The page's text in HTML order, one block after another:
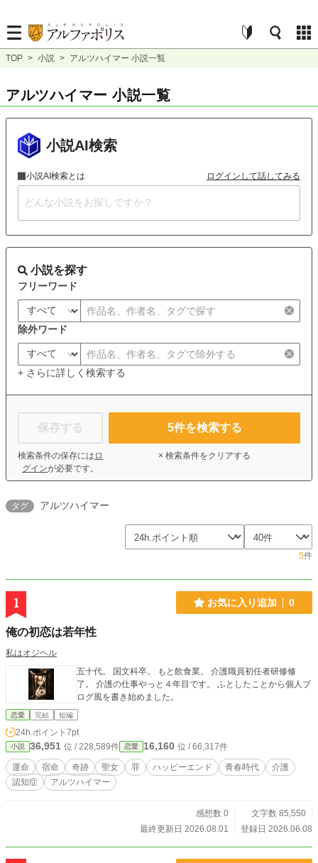
TOP > 小説 > アルツハイマー 小説一覧
アルツハイマー 小説一覧
小説AI検索
小説AI検索とは ログインして話してみる
小説を探す
フリーワード
除外ワード
+ さらに詳しく検索する
保存する
検索条件の保存には ロ
グインが必要です。
5件を検索する
× 検索条件をクリアする
タグ アルツハイマー
5件
1 お気に入り追加 0
俺の初恋は若年性
私はオジヘル
五十代。 国文科卒。 もと飲食業。 介護職員初任者研修修
了。 介護の仕事やっと４年目です。 ふとしたことから個人ブ
ログ風を書き始めました。
恋愛 完結 短編
24h.ポイント 7pt
小説 36,951 位 / 228,589件 恋愛 16,160 位 / 66,317件
運命 宿命 奇跡 聖女 罪 ハッピーエンド 青春時代
介護
認知症
アルツハイマー
感想数 0
文字数 85,550
最終更新日 2026.08.01
登録日 2026.06.08